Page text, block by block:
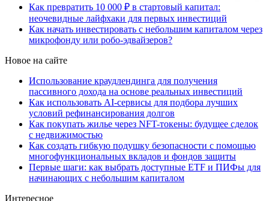
Как превратить 10 000 ₽ в стартовый капитал:
неочевидные лайфхаки для первых инвестиций
Как начать инвестировать с небольшим капиталом через
микрофонду или робо-эдвайзеров?
Новое на сайте
Использование краудлендинга для получения
пассивного дохода на основе реальных инвестиций
Как использовать AI-сервисы для подбора лучших
условий рефинансирования долгов
Как покупать жилье через NFT-токены: будущее сделок
с недвижимостью
Как создать гибкую подушку безопасности с помощью
многофункциональных вкладов и фондов защиты
Первые шаги: как выбрать доступные ETF и ПИФы для
начинающих с небольшим капиталом
Интересное